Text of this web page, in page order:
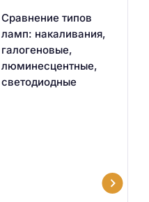
Сравнение типов
ламп: накаливания,
галогеновые,
люминесцентные,
светодиодные